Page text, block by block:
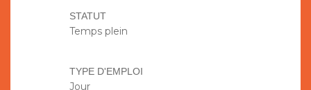
STATUT
Temps plein
TYPE D'EMPLOI
Jour